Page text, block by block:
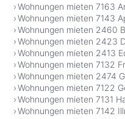
Wohnungen mieten 7163
Wohnungen mieten 7143
Wohnungen mieten 2460
Wohnungen mieten 2423
Wohnungen mieten 2413
Wohnungen mieten 7132
Wohnungen mieten 2474
Wohnungen mieten 7122
Wohnungen mieten 7131
Wohnungen mieten 7142